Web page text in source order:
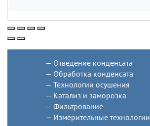
Отведение конденсата
Обработка конденсата
Технологии осушения
Катализ и заморозка
Фильтрование
Измерительные технологии